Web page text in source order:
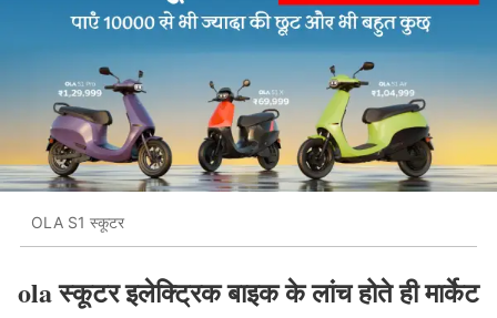
OLA S1 स्कूटर
ola स्कूटर इलेक्ट्रिक बाइक के लांच होते ही मार्केट